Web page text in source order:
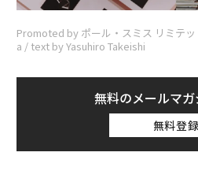
Promoted by ポール・スミス リミテ
a / text by Yasuhiro Takeishi
無料のメールマ
無料登録